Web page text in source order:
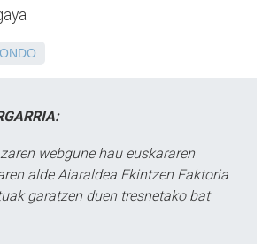
webgune hau euskararen
alde Aiaraldea Ekintzen Faktoria
garatzen duen tresnetako bat